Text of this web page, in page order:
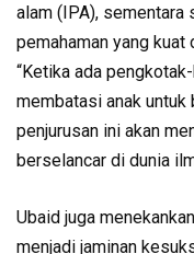
alam (IPA),
pemahaman yang kuat
“Ketika ada
membatasi anak untuk
penjurusan ini akan
berselancar di dunia
Ubaid juga
menjadi jaminan